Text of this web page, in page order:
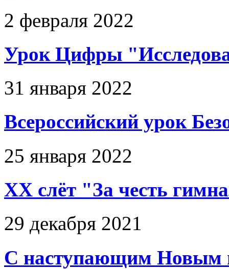
2 февраля 2022
Урок Цифры
31 января 2022
Всероссийский урок
25 января 2022
ХХ слёт "За честь
29 декабря 2021
С наступающим Новым